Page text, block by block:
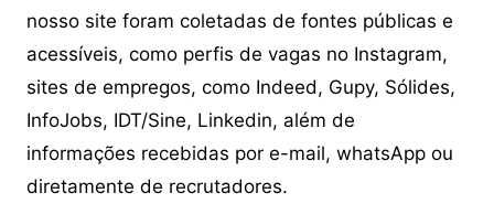
nosso site foram coletadas de fontes públicas e
acessíveis, como perfis de vagas no Instagram,
sites de empregos, como Indeed, Gupy, Sólides,
InfoJobs, IDT/Sine, Linkedin, além de
informações recebidas por e-mail, whatsApp ou
diretamente de recrutadores.